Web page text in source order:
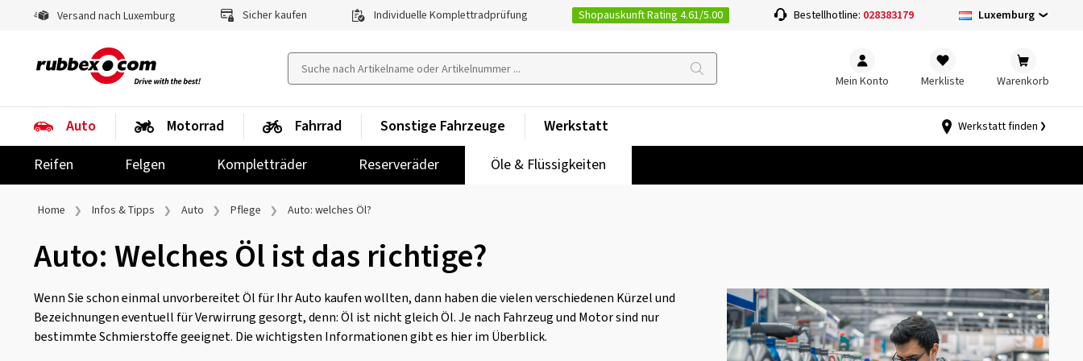
Versand nach Luxemburg Sicher kaufen Individuelle Komplettradprüfung Shopauskunft Rating 4.61/5.00 Bestellhotline: 028383179 Luxemburg
Mein Konto Merkliste Warenkorb
Auto
Reifen
Felgen Kompletträder Reserveräder Öle & Flüssigkeiten
Motorrad Fahrrad Sonstige Fahrzeuge Werkstatt Werkstatt finden
Home Infos & Tipps Auto Pflege Auto: welches Öl?
Auto: Welches Öl ist das richtige?
Wenn Sie schon einmal unvorbereitet Öl für Ihr Auto kaufen wollten, dann haben die vielen verschiedenen Kürzel und
Bezeichnungen eventuell für Verwirrung gesorgt, denn: Öl ist nicht gleich Öl. Je nach Fahrzeug und Motor sind nur
bestimmte Schmierstoffe geeignet. Die wichtigsten Informationen gibt es hier im Überblick.